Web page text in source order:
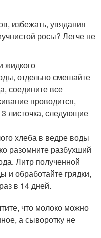
избежать, увядания
росы? Легче не
жидкого
отдельно смешайте
соедините все
проводится,
3 листочка, следующие
хлеба в ведре воды
разомните разбухший
Литр полученной
и обработайте грядки,
в 14 дней.
что молоко можно
а сыворотку не